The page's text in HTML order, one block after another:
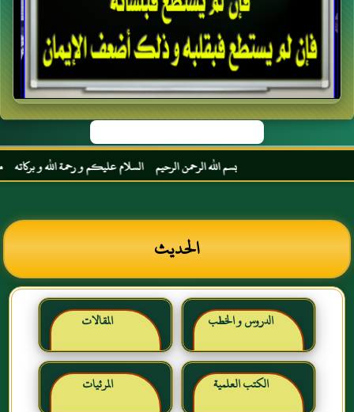
بسم الله الرحمن الرحيم السلام عليكم و رحمة الله و بركاته مرحبا
الحديث
الدروس و الخطب المقالات
الكتب العلمية المرئيات